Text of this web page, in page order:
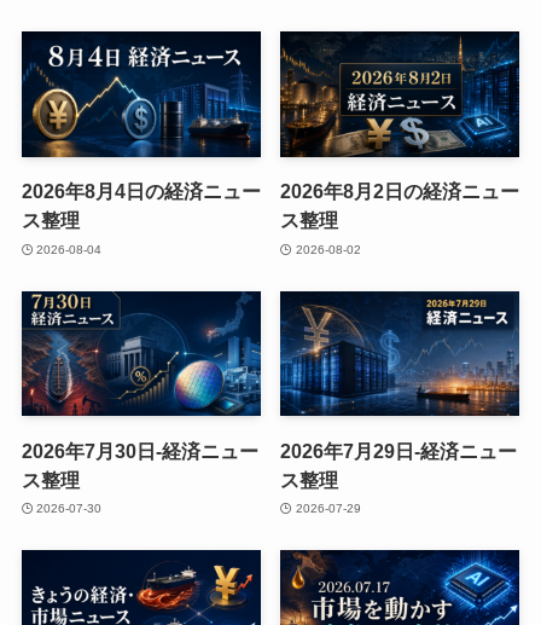
2026年8月4日の経済ニュー
ス整理
2026-08-04
2026年8月2日の経済ニュー
ス整理
2026-08-02
2026年7月30日-経済ニュー
ス整理
2026-07-30
2026年7月29日-経済ニュー
ス整理
2026-07-29